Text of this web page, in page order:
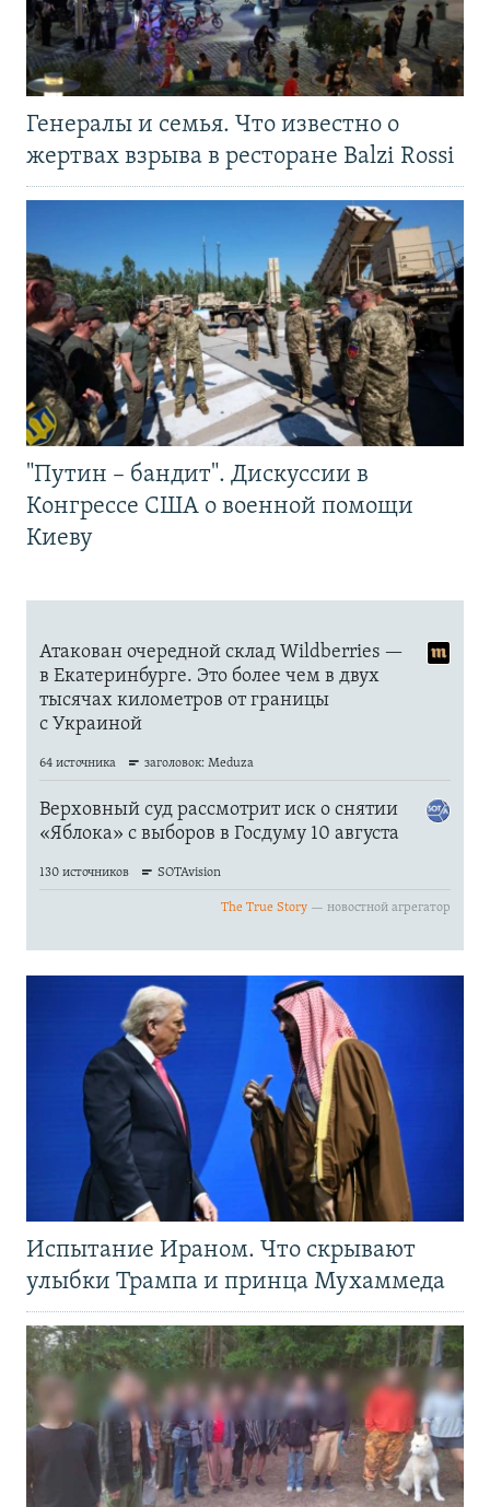
Генералы и семья. Что известно о
жертвах взрыва в ресторане Balzi Rossi
"Путин – бандит". Дискуссии в
Конгрессе США о военной помощи
Киеву
Испытание Ираном. Что скрывают
улыбки Трампа и принца Мухаммеда